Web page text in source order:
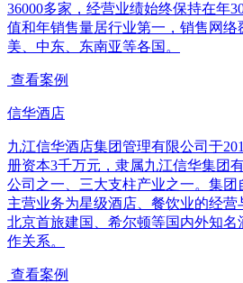
36000多家，经营业绩始终保持在年
值和年销售量居行业第一，销售网络
美、中东、东南亚等各国。
查看案例
信华酒店
九江信华酒店集团管理有限公司于
册资本3千万元，隶属九江信华集团
公司之一、三大支柱产业之一。集团
主营业务为星级酒店、餐饮业的经
北京首旅建国、希尔顿等国内外知
作关系。
查看案例